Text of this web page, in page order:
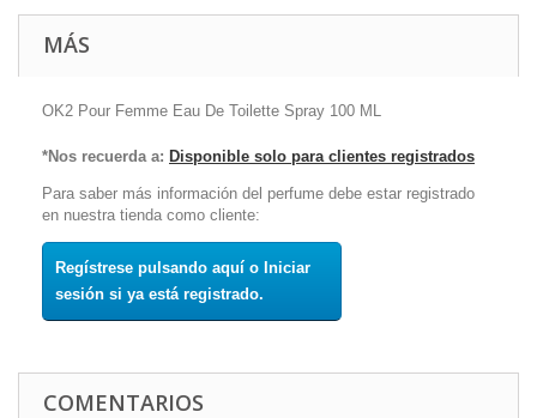
MÁS
OK2 Pour Femme Eau De Toilette Spray 100 ML
*Nos recuerda a: Disponible solo para clientes registrados
Para saber más información del perfume debe estar registrado
en nuestra tienda como cliente:
Regístrese pulsando aquí o Iniciar
sesión si ya está registrado.
COMENTARIOS